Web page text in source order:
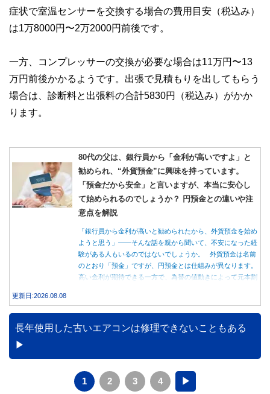
症状で室温センサーを交換する場合の費用目安（税込み）
は1万8000円〜2万2000円前後です。
一方、コンプレッサーの交換が必要な場合は11万円〜13
万円前後かかるようです。出張で見積もりを出してもらう
場合は、診断料と出張料の合計5830円（税込み）がかか
ります。
80代の父は、銀行員から「金利が高いですよ」と
勧められ、“外貨預金”に興味を持っています。
「預金だから安全」と言いますが、本当に安心し
て始められるのでしょうか？ 円預金との違いや注
意点を解説
「銀行員から金利が高いと勧められたから、外貨預金を始め
ようと思う」――そんな話を親から聞いて、不安になった経
験がある人もいるのではないでしょうか。 外貨預金は名前
のとおり「預金」ですが、円預金とは仕組みが異なります。
高い金利が期待できる一方で、為替の値動きによって元本割
更新日:2026.08.08
長年使用した古いエアコンは修理できないこともある
1 2 3 4 ▶